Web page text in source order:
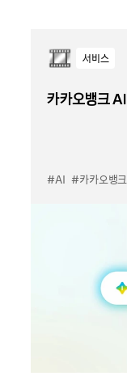
서비스
카카오뱅크 AI
#AI #카카오뱅크